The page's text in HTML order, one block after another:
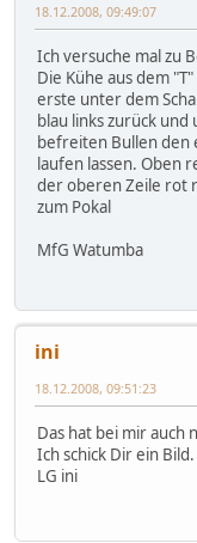
18.12.2008, 09:49:07
Ich versuche mal zu
Die Kühe aus dem
erste unter dem
blau links zurück
befreiten Bullen den
laufen lassen. Oben
der oberen Zeile rot
zum Pokal
MfG Watumba
ini
18.12.2008, 09:51:23
Das hat bei mir auch
Ich schick Dir ein Bild.
LG ini